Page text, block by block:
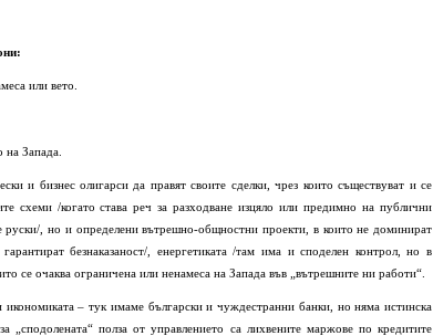
или вето.
на Запада.
и бизнес олигарси да правят своите сделки, чрез които съществуват и се
схеми /когато става реч за разходване изцяло или предимно на публични
руски/, но и определени вътрешно-общностни проекти, в които не доминират
безнаказаност/, енергетиката /там има и споделен контрол, но в
се очаква ограничена или ненамеса на Запада във „вътрешните ни работи“.
– тук имаме български и чуждестранни банки, но няма истинска
„сподолената“ полза от управлението са лихвените маржове по кредитите